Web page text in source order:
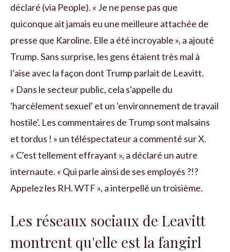
déclaré (via People). « Je ne pense pas que
quiconque ait jamais eu une meilleure attachée de
presse que Karoline. Elle a été incroyable », a ajouté
Trump. Sans surprise, les gens étaient très mal à
l’aise avec la façon dont Trump parlait de Leavitt.
« Dans le secteur public, cela s'appelle du
'harcèlement sexuel' et un 'environnement de travail
hostile'. Les commentaires de Trump sont malsains
et tordus ! » un téléspectateur a commenté sur X.
« C'est tellement effrayant », a déclaré un autre
internaute. « Qui parle ainsi de ses employés ?!?
Appelez les RH. WTF », a interpellé un troisième.
Les réseaux sociaux de Leavitt
montrent qu'elle est la fangirl